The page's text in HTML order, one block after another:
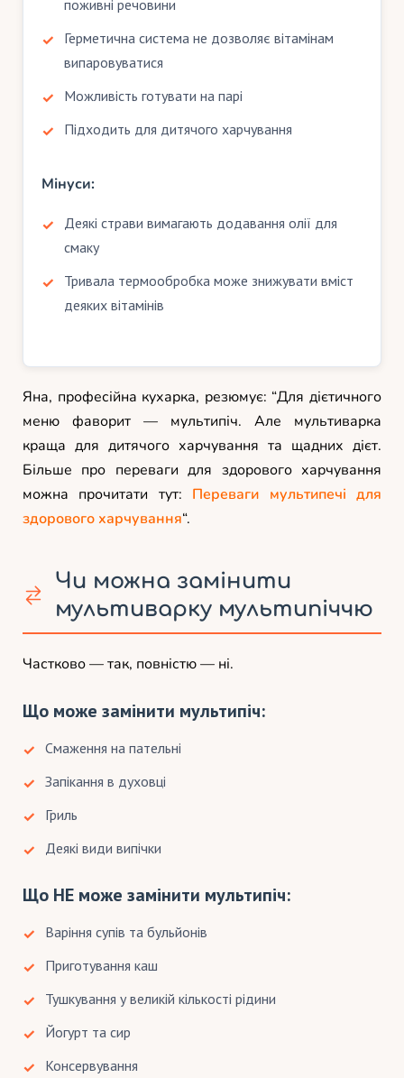
поживні речовини
Герметична система не дозволяє вітамінам
випаровуватися
Можливість готувати на парі
Підходить для дитячого харчування
Мінуси:
Деякі страви вимагають додавання олії для
смаку
Тривала термообробка може знижувати вміст
деяких вітамінів
Яна, професійна кухарка, резюмує: “Для дієтичного
меню фаворит — мультипіч. Але мультиварка
краща для дитячого харчування та щадних дієт.
Більше про переваги для здорового харчування
можна прочитати тут: Переваги мультипечі для
здорового харчування“.
Чи можна замінити
мультиварку мультипіччю
Частково — так, повністю — ні.
Що може замінити мультипіч:
Смаження на пательні
Запікання в духовці
Гриль
Деякі види випічки
Що НЕ може замінити мультипіч:
Варіння супів та бульйонів
Приготування каш
Тушкування у великій кількості рідини
Йогурт та сир
Консервування